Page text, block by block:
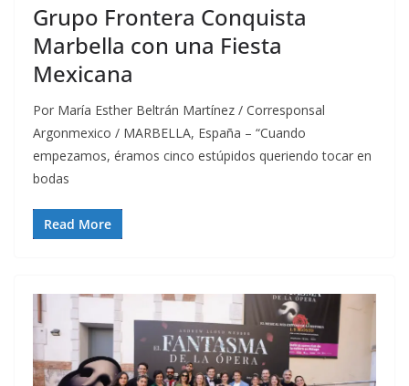
Grupo Frontera Conquista
Marbella con una Fiesta
Mexicana
Por María Esther Beltrán Martínez / Corresponsal
Argonmexico / MARBELLA, España – “Cuando
empezamos, éramos cinco estúpidos queriendo tocar en
bodas
Read More